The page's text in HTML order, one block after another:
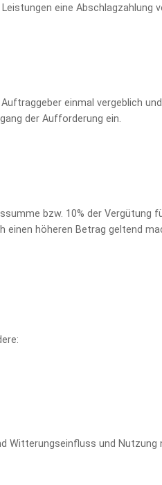
eine Abschlagzahlung
einmal vergeblich
der Aufforderung ein.
bzw. 10% der Vergütung
einen höheren Betrag geltend
Witterungseinfluss und Nutzung